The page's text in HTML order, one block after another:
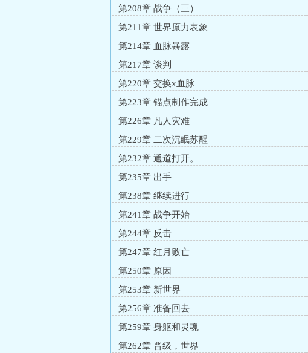
第208章 战争（三）
第211章 世界原力表象
第214章 血脉暴露
第217章 谈判
第220章 交换x血脉
第223章 锚点制作完成
第226章 凡人灾难
第229章 二次沉眠苏醒
第232章 通道打开。
第235章 出手
第238章 继续进行
第241章 战争开始
第244章 反击
第247章 红月败亡
第250章 原因
第253章 新世界
第256章 准备回去
第259章 身躯和灵魂
第262章 晋级，世界